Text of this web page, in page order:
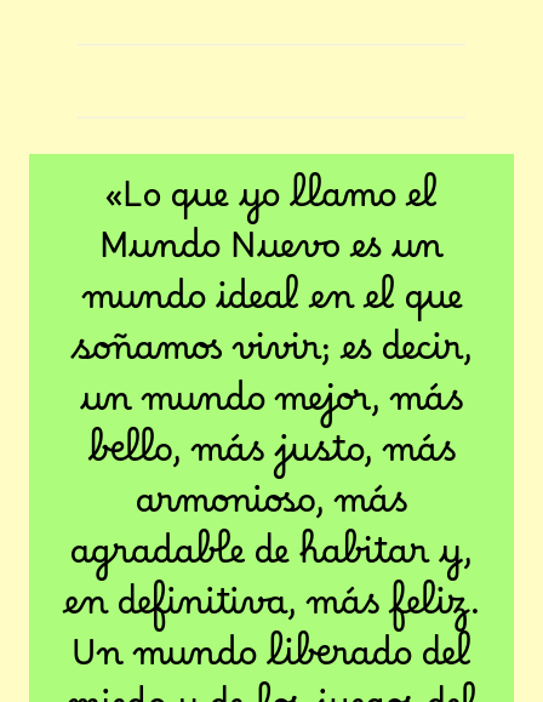
«Lo que yo llamo el
Mundo Nuevo es un
mundo ideal en el que
soñamos vivir; es decir,
un mundo mejor, más
bello, más justo, más
armonioso, más
agradable de habitar y,
en definitiva, más feliz.
Un mundo liberado del